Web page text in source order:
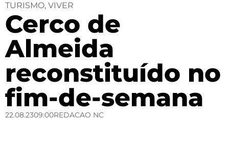
TURISMO, VIVER
Cerco de
Almeida
reconstituído no
fim-de-semana
22.08.2309:00REDACAO NC